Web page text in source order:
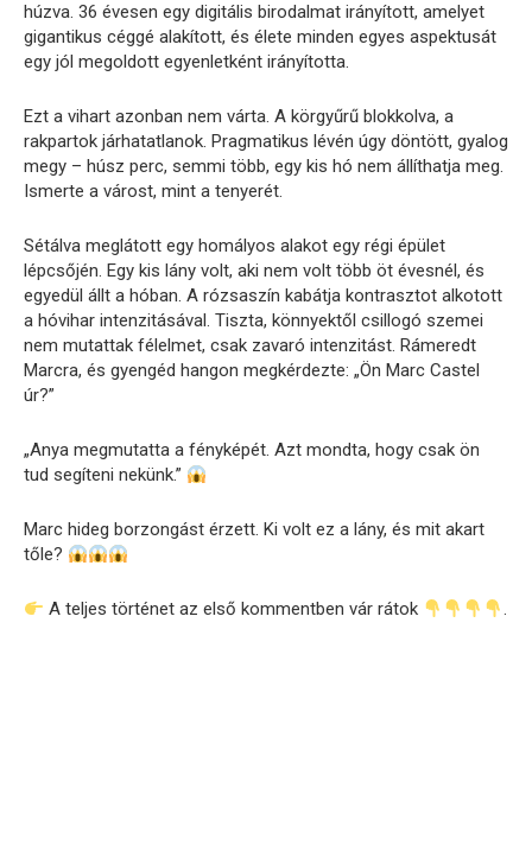
húzva. 36 évesen egy digitális birodalmat irányított, amelyet
gigantikus céggé alakított, és élete minden egyes aspektusát
egy jól megoldott egyenletként irányította.
Ezt a vihart azonban nem várta. A körgyűrű blokkolva, a
rakpartok járhatatlanok. Pragmatikus lévén úgy döntött, gyalog
megy – húsz perc, semmi több, egy kis hó nem állíthatja meg.
Ismerte a várost, mint a tenyerét.
Sétálva meglátott egy homályos alakot egy régi épület
lépcsőjén. Egy kis lány volt, aki nem volt több öt évesnél, és
egyedül állt a hóban. A rózsaszín kabátja kontrasztot alkotott
a hóvihar intenzitásával. Tiszta, könnyektől csillogó szemei
nem mutattak félelmet, csak zavaró intenzitást. Rámeredt
Marcra, és gyengéd hangon megkérdezte: „Ön Marc Castel
úr?”
„Anya megmutatta a fényképét. Azt mondta, hogy csak ön
tud segíteni nekünk.”
Marc hideg borzongást érzett. Ki volt ez a lány, és mit akart
tőle?
A teljes történet az első kommentben vár rátok .